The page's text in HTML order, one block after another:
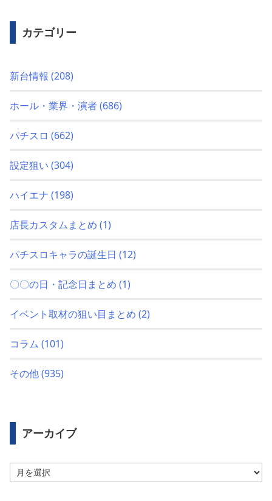
カテゴリー
新台情報 (208)
ホール・業界・演者(686)
パチスロ (662)
設定狙い (304)
ハイエナ (198)
店長カスタムまとめ (1)
パチスロキャラの誕生日 (12)
〇〇の日・記念日まとめ (1)
イベント取材の狙い目まとめ (2)
コラム (101)
その他(935)
アーカイブ
ー